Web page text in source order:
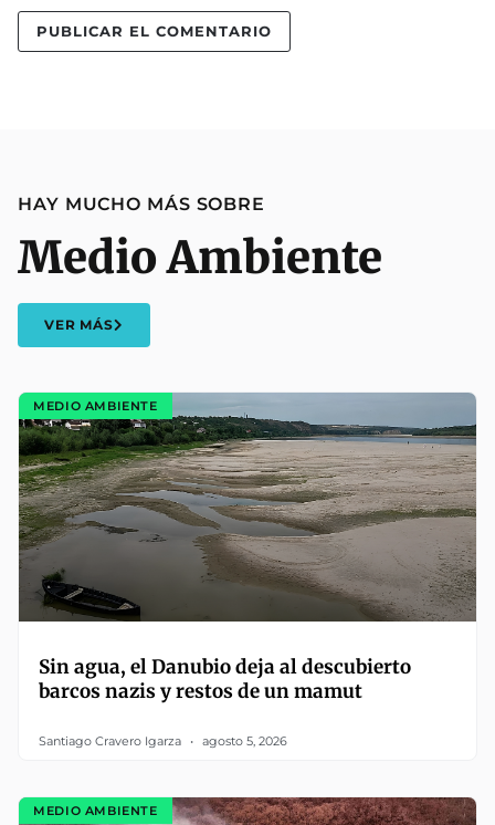
HAY MUCHO MÁS SOBRE
Medio Ambiente
VER MÁS
MEDIO AMBIENTE
Sin agua, el Danubio deja al descubierto
barcos nazis y restos de un mamut
Santiago Cravero Igarza agosto 5, 2026
MEDIO AMBIENTE